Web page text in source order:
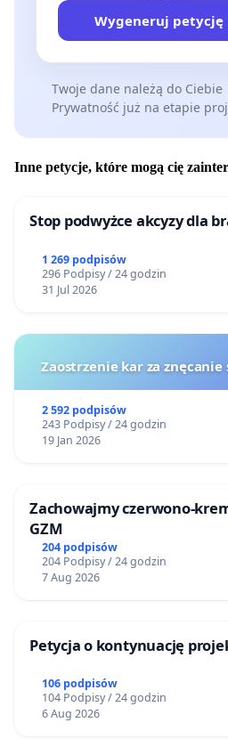
Wygeneruj petycję
Twoje dane należą do Ciebie
Prywatność już na etapie
Inne petycje, które mogą cię
Stop podwyżce akcyzy dla
1 269 podpisów
296 Podpisy / 24 godzin
31 Jul 2026
Zaostrzenie kar za
2 592 podpisów
243 Podpisy / 24 godzin
19 Jan 2026
Zachowajmy czerwono-
GZM
204 podpisów
204 Podpisy / 24 godzin
7 Aug 2026
Petycja o kontynuację
106 podpisów
104 Podpisy / 24 godzin
6 Aug 2026